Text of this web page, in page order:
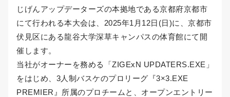
じげんアップデーターズの本拠地である京都府京都市
にて行われる本大会は、2025年1月12日(日)に、京都市
伏見区にある龍谷大学深草キャンパスの体育館にて開
催します。
当社がオーナーを務める「ZIGExN UPDATERS.EXE」
をはじめ、3人制バスケのプロリーグ『3×3.EXE
PREMIER』所属のプロチームと、オープンエントリー